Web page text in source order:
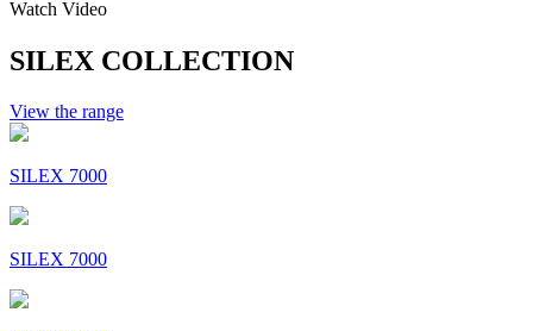
Watch Video
SILEX COLLECTION
View the range
SILEX 7000
SILEX 7000